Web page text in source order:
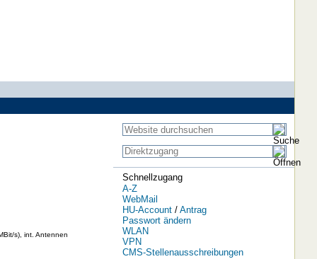
s), int. Antennen
Schnellzugang
A-Z
WebMail
HU-Account/ Antrag
Passwort ändern
WLAN
VPN
CMS-Stellenausschreibungen